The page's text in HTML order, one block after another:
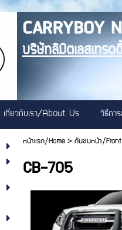
CARRYBOY
บริษัทลิมิตเลสเทรด
เกี่ยวกับเรา/About Us วิธีกา
หน้าแรก/Home>กันชนหน้า/
CB-705